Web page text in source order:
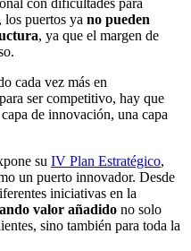
con dificultades para
los puertos ya no pueden
, ya que el margen de
cada vez más en
ser competitivo, hay que
de innovación, una capa
su IV Plan Estratégico,
un puerto innovador. Desde
iniciativas en la
valor añadido no solo
sino también para toda la